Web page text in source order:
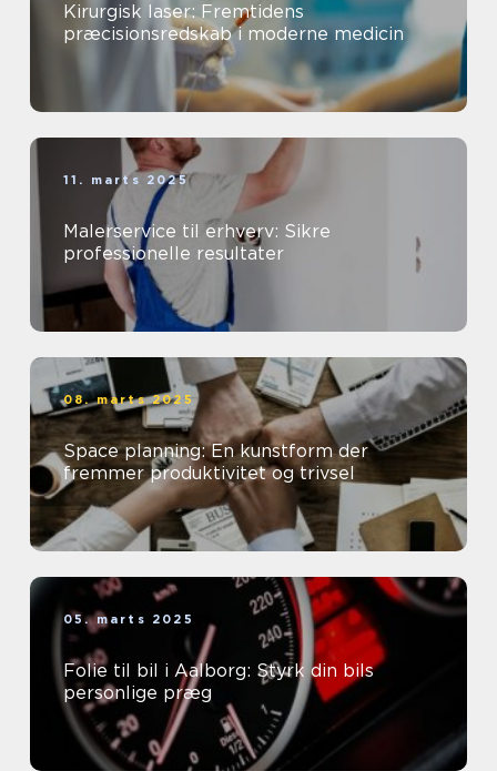
Kirurgisk laser: Fremtidens
præcisionsredskab i moderne medicin
11. marts 2025
Malerservice til erhverv: Sikre
professionelle resultater
08. marts 2025
Space planning: En kunstform der
fremmer produktivitet og trivsel
05. marts 2025
Folie til bil i Aalborg: Styrk din bils
personlige præg